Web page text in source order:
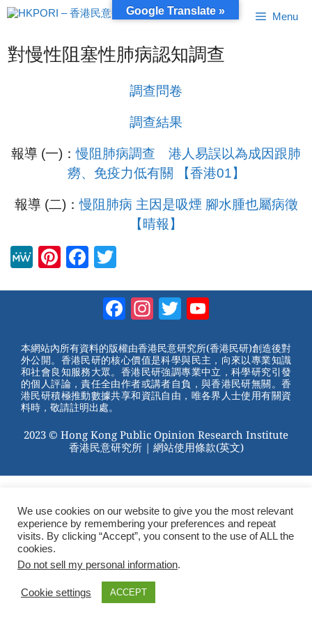
跳
至
容
Menu
對慢性阻塞性肺病認知調查
調查問卷
調查結果
報導 (一)：慢阻肺病調查 港人易誤以為成因跟肺
癆、免疫力低有關 【香港01】
報導 (二)：慢阻肺病 主因是吸煙 腳水腫也屬病徵
【晴報】
M
Pi
st
F
b
o
o
k
tt
er
Facebook
Instagram
Twitter
本網站內所有資料的版權由香港民意研究所(香港民研)創造後對
外公開。香港民研的核心價值是科學與民主，向來以專業知識
和社會良知服務大眾。香港民研強調專業中立，科學研究引發
的個人評論，責任全由作者或講者自負，與香港民研無關。香
港民研積極推動數據共享和資訊自由，唯各界人士使用有關資
料時，敬請註明出處。
2023 © Hong Kong Public Opinion Research Institute
香港民意研究所 | 網站使用條款(英文)
We use cookies on our website to give you the most relevant
experience by remembering your preferences and repeat
visits. By clicking “Accept”, you consent to the use of ALL the
cookies.
Do not sell my personal information.
Cookie settings ACCEPT
Google Translate »